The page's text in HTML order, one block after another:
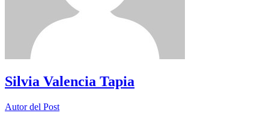
Silvia Valencia Tapia
Autor del Post